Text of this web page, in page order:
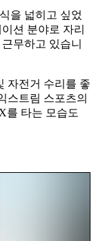
을 넓히고 싶었
션 분야로 자리
무하고 있습니
자전거 수리를 좋
스트림 스포츠의
를 타는 모습도